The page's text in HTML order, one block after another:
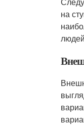
на